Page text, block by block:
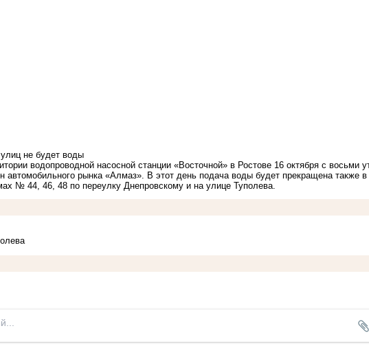
не будет воды
водопроводной насосной станции «Восточной» в Ростове 16 октября с восьми
автомобильного рынка «Алмаз». В этот день подача воды будет прекращена также в
№ 44, 46, 48 по переулку Днепровскому и на улице Туполева.